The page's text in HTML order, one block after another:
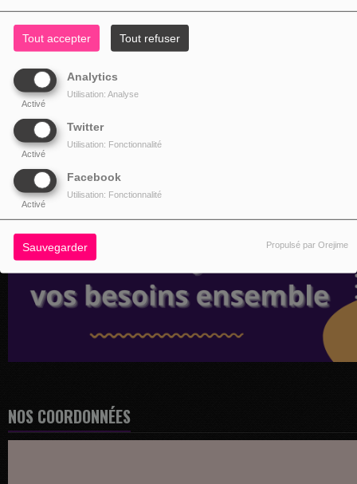
Tout accepter Tout refuser
Analytics
Activé
Utilisation: Analyse
Twitter
Activé
Utilisation: Fonctionnalité
Facebook
Activé
Utilisation: Fonctionnalité
Sauvegarder Propulsé par Orejime
NOS COORDONNÉES